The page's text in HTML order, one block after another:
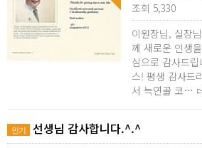
조회 5,330
이원장님, 실장
께 새로운 인생
심으로 감사드
스! 평생 감사드
서 늑연골 코…
인기 선생님 감사합니다.^.^